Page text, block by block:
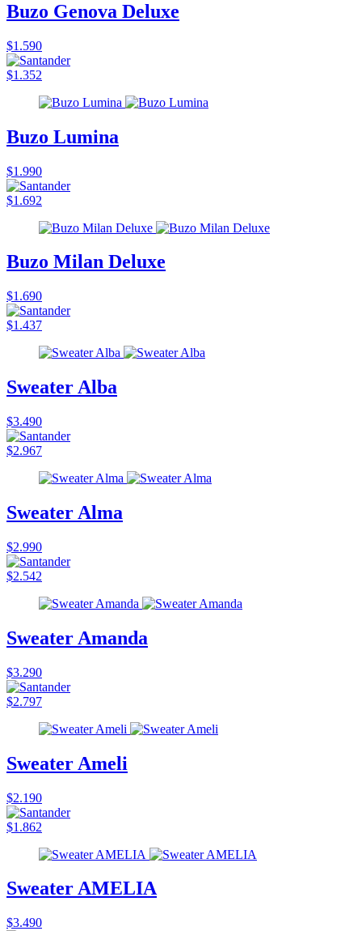
Buzo Genova Deluxe
$1.590
$1.352
Buzo Lumina
$1.990
$1.692
Buzo Milan Deluxe
$1.690
$1.437
Sweater Alba
$3.490
$2.967
Sweater Alma
$2.990
$2.542
Sweater Amanda
$3.290
$2.797
Sweater Ameli
$2.190
$1.862
Sweater AMELIA
$3.490